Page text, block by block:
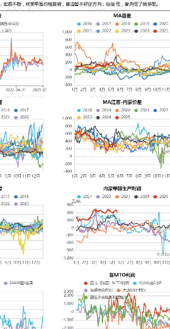
库存上游两油过节累库，中游累库。估值上，基差+10
差中性。欧美维稳。PDH利润-600左右，丙烯震荡，
加，下游当下订单一般，原料库存中性，成品库存中
，或者pdh装置月度检修200w吨装置。 PVC 日期 西
金价 （CFR中 国） 出口利润 西北综合利润 华北综合
700 504 356 -244 -150 2025/05/20 2550 862 4870 5500
700 500 356 -244 -150 2025/05/22 2500 862 4850 5500
700 499 356 -244 -150 日度变化 0 0 -70 0 0 0 0 0 0 0
强。中上游库存持续去化，春检集中下开工有望阶段
注ZZJ会议。煤价持稳，兰炭成本偏弱，电石随PVC
碱，PVC综合利润-300。当下静态库存高位，下游表
责声明: 以上内容所依据的信息均来源于交易所、媒
我们力求分析及建议内容的客观、公正，研究方法专
，也不保证所依据的信息和建议不会发生任何变化。
市依据，您应当自主做出期货交易决策，独立承担期
已最大程度避免与您产生利益冲突。未经我司授权，
部或部分材料、内容。对可能因互联网软硬件设备故